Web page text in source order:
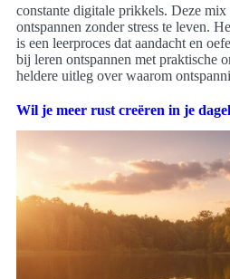
constante digitale prikkels. Deze
ontspannen zonder stress te leven.
is een leerproces dat aandacht en
bij leren ontspannen met praktische
heldere uitleg over waarom
Wil je meer rust creëren in je